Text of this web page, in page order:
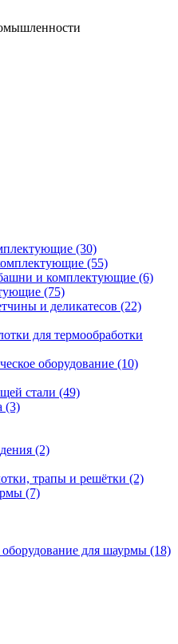
(30)
(55)
и комплектующие (6)
(75)
и деликатесов (22)
для термообработки
оборудование (10)
стали (49)
(3)
(2)
трапы и решётки (2)
(7)
для шаурмы (18)